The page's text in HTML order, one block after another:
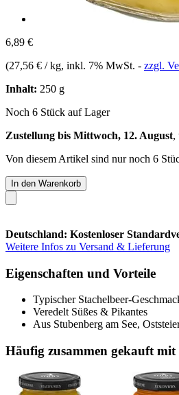
6,89 €
(27,56 € / kg, inkl. 7% MwSt. - zzgl.
Inhalt: 250 g
Noch 6 Stück auf Lager
Zustellung bis Mittwoch, 12. August,
Von diesem Artikel sind nur noch 6
In den Warenkorb
Deutschland: Kostenloser
Weitere Infos zu Versand & Lieferung
Eigenschaften und Vorteile
Typischer Stachelbeer-
Veredelt Süßes & Pikantes
Aus Stubenberg am See,
Häufig zusammen gekauft